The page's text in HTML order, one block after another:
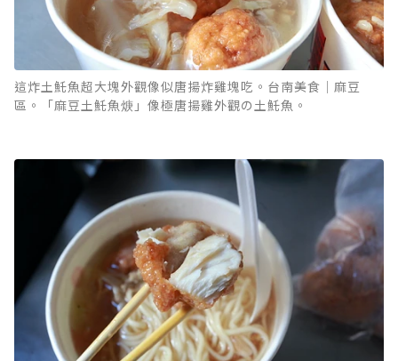
這炸土魠魚超大塊外觀像似唐揚炸雞塊吃。台南美食｜麻豆
區。「麻豆土魠魚焿」像極唐揚雞外觀の土魠魚。